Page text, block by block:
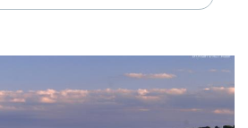
Sandaya. Ce dernier vous